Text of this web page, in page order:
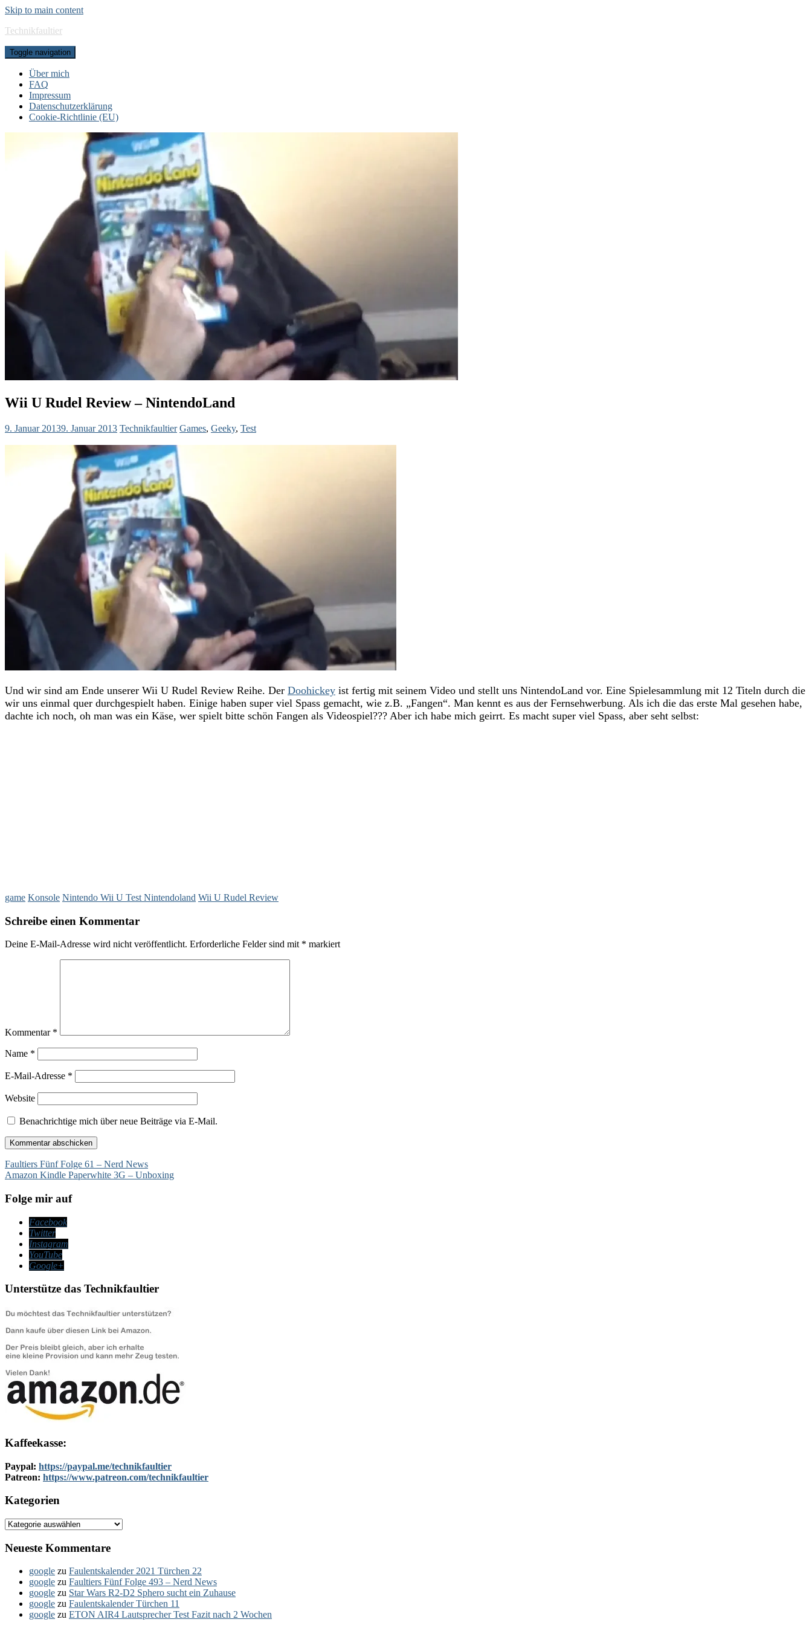
Skip to main content
Technikfaultier
Toggle navigation
Über mich
FAQ
Impressum
Datenschutzerklärung
Cookie-Richtlinie (EU)
Wii U Rudel Review – NintendoLand
9. Januar 20139. Januar 2013 Technikfaultier Games, Geeky, Test
Und wir sind am Ende unserer Wii U Rudel Review Reihe. Der Doohickey ist fertig mit seinem Video und stellt uns NintendoLand vor. Eine Spielesammlung mit 12 Titeln durch die
wir uns einmal quer durchgespielt haben. Einige haben super viel Spass gemacht, wie z.B. „Fangen“. Man kennt es aus der Fernsehwerbung. Als ich die das erste Mal gesehen habe,
dachte ich noch, oh man was ein Käse, wer spielt bitte schön Fangen als Videospiel??? Aber ich habe mich geirrt. Es macht super viel Spass, aber seht selbst:
game Konsole Nintendo Wii U Test Nintendoland Wii U Rudel Review
Schreibe einen Kommentar
Deine E-Mail-Adresse wird nicht veröffentlicht. Erforderliche Felder sind mit * markiert
Kommentar *
Name *
E-Mail-Adresse *
Website
Benachrichtige mich über neue Beiträge via E-Mail.
Beitragsnavigation
Faultiers Fünf Folge 61 – Nerd News
Amazon Kindle Paperwhite 3G – Unboxing
Folge mir auf
Facebook
Twitter
Instagram
YouTube
Google+
Unterstütze das Technikfaultier
Kaffeekasse:
Paypal: https://paypal.me/technikfaultier
Patreon: https://www.patreon.com/technikfaultier
Kategorien
Kategorien
Neueste Kommentare
google zu Faulentskalender 2021 Türchen 22
google zu Faultiers Fünf Folge 493 – Nerd News
google zu Star Wars R2-D2 Sphero sucht ein Zuhause
google zu Faulentskalender Türchen 11
google zu ETON AIR4 Lautsprecher Test Fazit nach 2 Wochen